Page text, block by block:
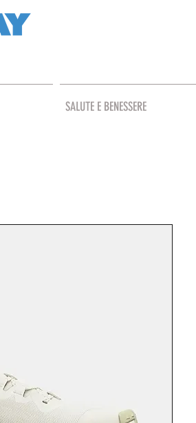
SALUTE E BENESSERE